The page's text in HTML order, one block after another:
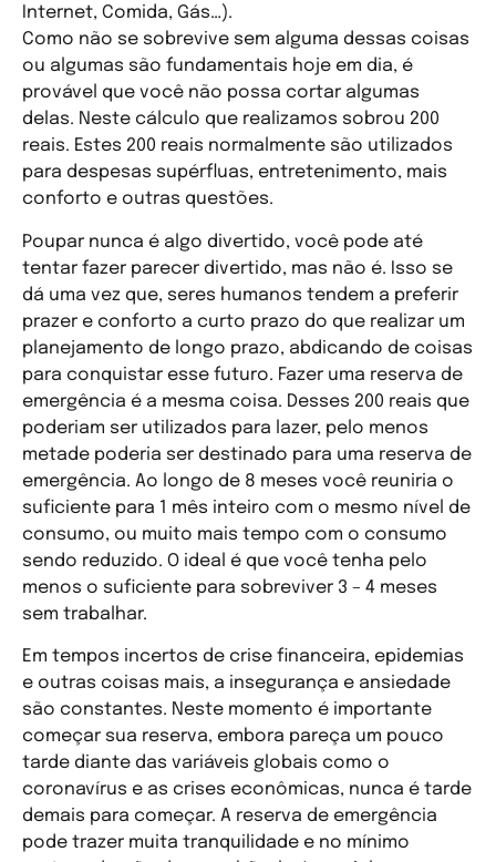
Internet, Comida, Gás…).
Como não se sobrevive sem alguma dessas coisas
ou algumas são fundamentais hoje em dia, é
provável que você não possa cortar algumas
delas. Neste cálculo que realizamos sobrou 200
reais. Estes 200 reais normalmente são utilizados
para despesas supérfluas, entretenimento, mais
conforto e outras questões.
Poupar nunca é algo divertido, você pode até
tentar fazer parecer divertido, mas não é. Isso se
dá uma vez que, seres humanos tendem a preferir
prazer e conforto a curto prazo do que realizar um
planejamento de longo prazo, abdicando de coisas
para conquistar esse futuro. Fazer uma reserva de
emergência é a mesma coisa. Desses 200 reais que
poderiam ser utilizados para lazer, pelo menos
metade poderia ser destinado para uma reserva de
emergência. Ao longo de 8 meses você reuniria o
suficiente para 1 mês inteiro com o mesmo nível de
consumo, ou muito mais tempo com o consumo
sendo reduzido. O ideal é que você tenha pelo
menos o suficiente para sobreviver 3 – 4 meses
sem trabalhar.
Em tempos incertos de crise financeira, epidemias
e outras coisas mais, a insegurança e ansiedade
são constantes. Neste momento é importante
começar sua reserva, embora pareça um pouco
tarde diante das variáveis globais como o
coronavírus e as crises econômicas, nunca é tarde
demais para começar. A reserva de emergência
pode trazer muita tranquilidade e no mínimo